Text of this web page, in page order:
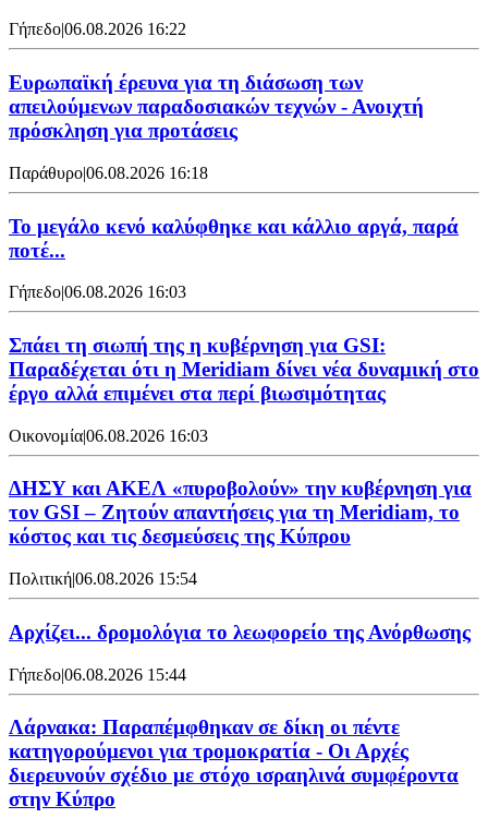
Γήπεδο|06.08.2026 16:22
Ευρωπαϊκή έρευνα για τη διάσωση των
απειλούμενων παραδοσιακών τεχνών - Ανοιχτή
πρόσκληση για προτάσεις
Παράθυρο|06.08.2026 16:18
Το μεγάλο κενό καλύφθηκε και κάλλιο αργά, παρά
ποτέ...
Γήπεδο|06.08.2026 16:03
Σπάει τη σιωπή της η κυβέρνηση για GSI:
Παραδέχεται ότι η Meridiam δίνει νέα δυναμική στο
έργο αλλά επιμένει στα περί βιωσιμότητας
Οικονομία|06.08.2026 16:03
ΔΗΣΥ και ΑΚΕΛ «πυροβολούν» την κυβέρνηση για
τον GSI – Ζητούν απαντήσεις για τη Meridiam, το
κόστος και τις δεσμεύσεις της Κύπρου
Πολιτική|06.08.2026 15:54
Αρχίζει... δρομολόγια το λεωφορείο της Ανόρθωσης
Γήπεδο|06.08.2026 15:44
Λάρνακα: Παραπέμφθηκαν σε δίκη οι πέντε
κατηγορούμενοι για τρομοκρατία - Οι Αρχές
διερευνούν σχέδιο με στόχο ισραηλινά συμφέροντα
στην Κύπρο